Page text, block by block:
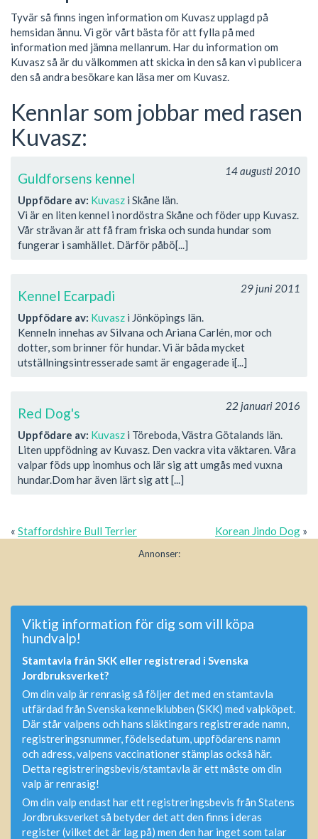
Tyvär så finns ingen information om Kuvasz upplagd på
hemsidan ännu. Vi gör vårt bästa för att fylla på med
information med jämna mellanrum. Har du information om
Kuvasz så är du välkommen att skicka in den så kan vi publicera
den så andra besökare kan läsa mer om Kuvasz.
Kennlar som jobbar med rasen
Kuvasz:
14 augusti 2010
Guldforsens kennel
Uppfödare av: Kuvasz i Skåne län.
Vi är en liten kennel i nordöstra Skåne och föder upp Kuvasz.
Vår strävan är att få fram friska och sunda hundar som
fungerar i samhället. Därför påbö[...]
29 juni 2011
Kennel Ecarpadi
Uppfödare av: Kuvasz i Jönköpings län.
Kenneln innehas av Silvana och Ariana Carlén, mor och
dotter, som brinner för hundar. Vi är båda mycket
utställningsintresserade samt är engagerade i[...]
22 januari 2016
Red Dog's
Uppfödare av: Kuvasz i Töreboda, Västra Götalands län.
Liten uppfödning av Kuvasz. Den vackra vita väktaren. Våra
valpar föds upp inomhus och lär sig att umgås med vuxna
hundar.Dom har även lärt sig att [...]
« Staffordshire Bull Terrier Korean Jindo Dog »
Annonser:
Viktig information för dig som vill köpa
hundvalp!
Stamtavla från SKK eller registrerad i Svenska
Jordbruksverket?
Om din valp är renrasig så följer det med en stamtavla
utfärdad från Svenska kennelklubben (SKK) med valpköpet.
Där står valpens och hans släktingars registrerade namn,
registreringsnummer, födelsedatum, uppfödarens namn
och adress, valpens vaccinationer stämplas också här.
Detta registreringsbevis/stamtavla är ett måste om din
valp är renrasig!
Om din valp endast har ett registreringsbevis från Statens
Jordbruksverket så betyder det att den finns i deras
register (vilket det är lag på) men den har inget som talar